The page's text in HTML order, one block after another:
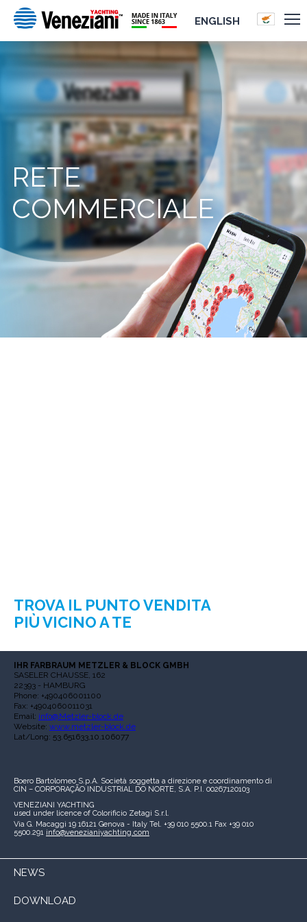
ENGLISH
RETE
COMMERCIALE
TROVA IL PUNTO VENDITA
PIÙ VICINO A TE
IHR FARBRAUM METZLER & BLOCK GMBH
SASELER CHAUSSE, 162
22393 - HAMBURG
Phone: +490406001100
Fax: +4904060011031
Email: info@Metzler-block.de
Website: www.metzler-block.de
Lat/Long: 53.651633,10.106077
Boero Bartolomeo S.p.A. Società soggetta a direzione e coordinamento di
CIN – CORPORAÇÃO INDUSTRIAL DO NORTE, S.A. P.I. 00267120103
VENEZIANI YACHTING
used under licence of Colorificio Zetagi S.r.l.
Via G. Macaggi 19 16121 Genova - Italy Tel. +39 010 5500.1 Fax +39 010
5500.291 info@venezianiyachting.com
NEWS
DOWNLOAD